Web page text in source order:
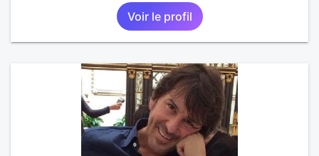
Voir le profil